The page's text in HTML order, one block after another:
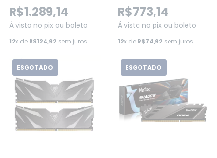
Cl38, PRETO (DELTA-
ME6416)
R$1.289,14
Á vista no pix ou boleto
12x de R$124,92 sem juros
(KF432C16BB1/16)
R$773,14
Á vista no pix ou boleto
12x de R$74,92 sem juros
ESGOTADO ESGOTADO